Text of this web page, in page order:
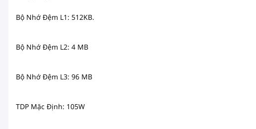
Bộ Nhớ Đệm L1: 512KB.
Bộ Nhớ Đệm L2: 4 MB
Bộ Nhớ Đệm L3: 96 MB
TDP Mặc Định: 105W